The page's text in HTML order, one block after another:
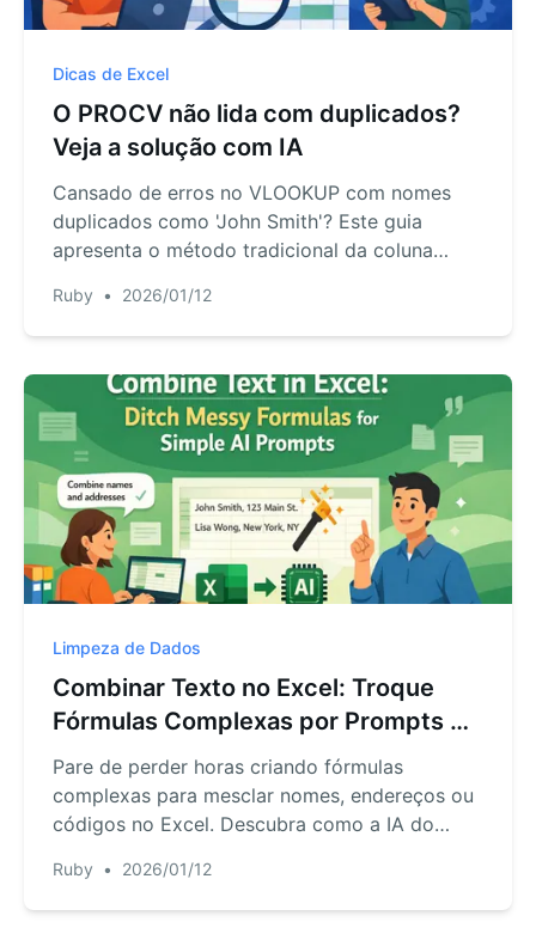
Dicas de Excel
O PROCV não lida com duplicados?
Veja a solução com IA
Cansado de erros no VLOOKUP com nomes
duplicados como 'John Smith'? Este guia
apresenta o método tradicional da coluna
resolve o problema em segundos com
linguagem simples, sem a necessidade de
Ruby • 2026/01/12
Limpeza de Dados
Combinar Texto no Excel: Troque
Fórmulas Complexas por Prompts de
IA Simples
Pare de perder horas criando fórmulas
complexas para mesclar nomes, endereços ou
códigos no Excel. Descubra como a IA do
frase simples, economizando tempo e evitando
erros.
Ruby • 2026/01/12